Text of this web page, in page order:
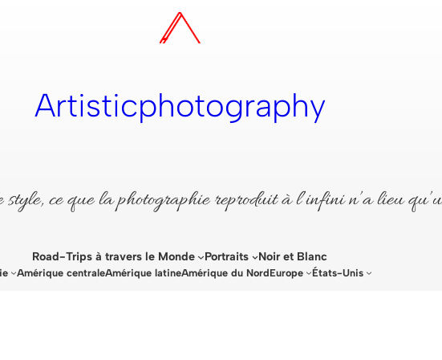
Artisticphotography
ce que la photographie reproduit à l’infini n’a lieu
Road-Trips à travers le Monde Portraits Noir et Blanc
Amérique centraleAmérique latineAmérique du NordEurope États-Unis